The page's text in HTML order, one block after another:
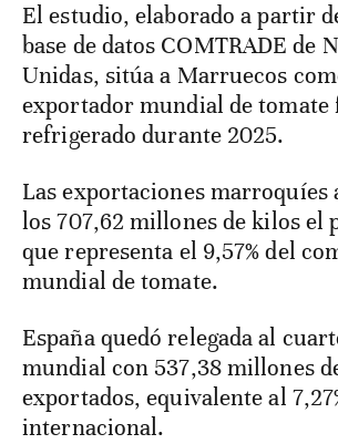
El estudio, elaborado a partir
base de datos COMTRADE de
Unidas, sitúa a Marruecos
exportador mundial de tomate
refrigerado durante 2025.
Las exportaciones marroquíes
los 707,62 millones de kilos el
que representa el 9,57% del
mundial de tomate.
España quedó relegada al
mundial con 537,38 millones
exportados, equivalente al
internacional.